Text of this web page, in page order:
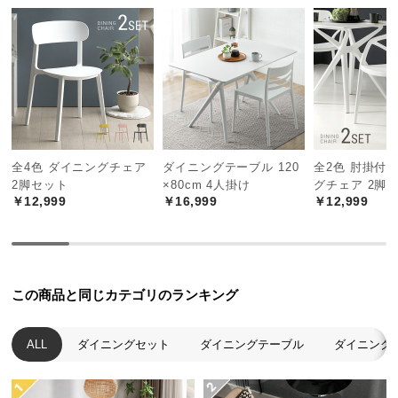
中
型
商
品
の
配
に
つ
い
て
商
座面奥行き 約41㎝
安心してリラックスできる耐荷重
全4色 ダイニングチェア
2脚セット
￥12,999
ダイニングテーブル 120
×80cm 4人掛け
￥16,999
全2色 肘掛付
グチェア 2脚
￥12,999
この商品と同じカテゴリのランキング
ALL ダイニングセット ダイニングテーブル ダイニング